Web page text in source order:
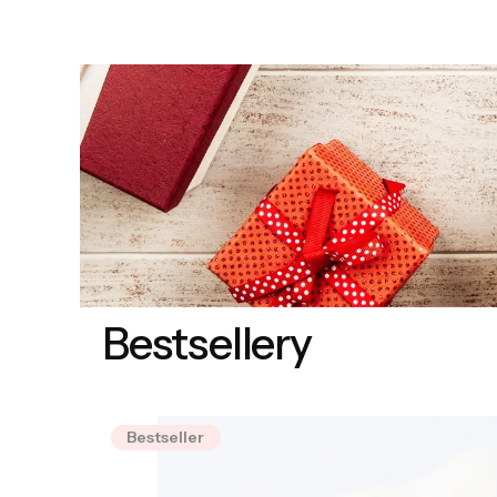
Bestsellery
Bestseller